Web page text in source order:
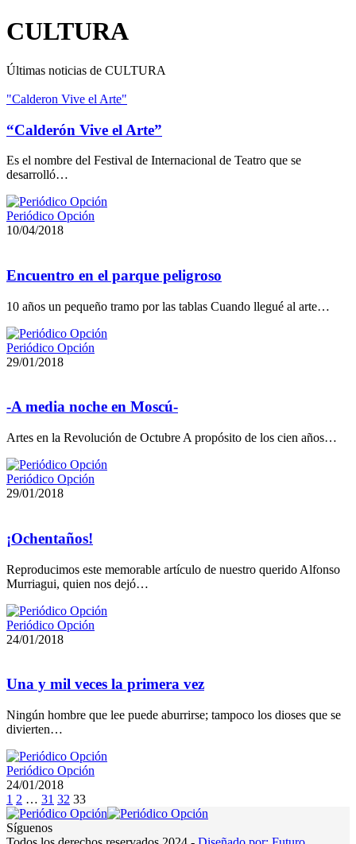
CULTURA
Últimas noticias de CULTURA
"Calderon Vive el Arte"
“Calderón Vive el Arte”
Es el nombre del Festival de Internacional de Teatro que se
desarrolló…
Periódico Opción
10/04/2018
Encuentro en el parque peligroso
10 años un pequeño tramo por las tablas Cuando llegué al arte…
Periódico Opción
29/01/2018
-A media noche en Moscú-
Artes en la Revolución de Octubre A propósito de los cien años…
Periódico Opción
29/01/2018
¡Ochentaños!
Reproducimos este memorable artículo de nuestro querido Alfonso
Murriagui, quien nos dejó…
Periódico Opción
24/01/2018
Una y mil veces la primera vez
Ningún hombre que lee puede aburrirse; tampoco los dioses que se
divierten…
Periódico Opción
24/01/2018
1 2 … 31 32 33
Síguenos